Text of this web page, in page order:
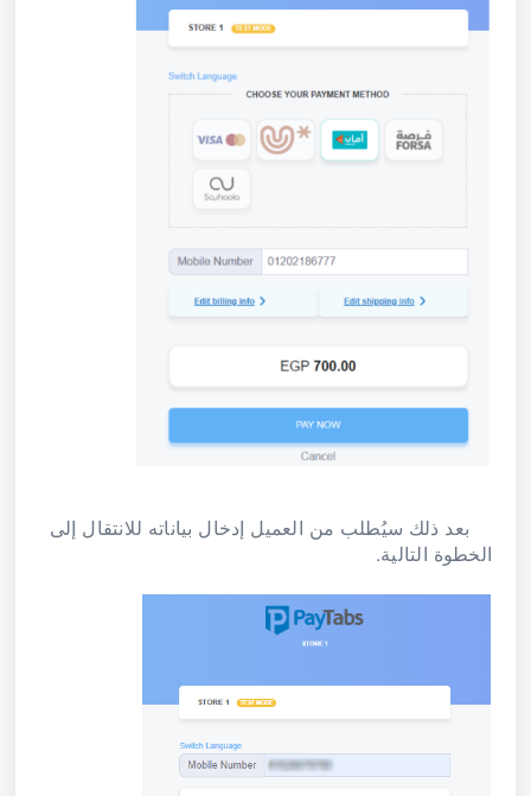
بعد ذلك سيُطلب من العميل إدخال بياناته للانتقال إلى
الخطوة التالية.